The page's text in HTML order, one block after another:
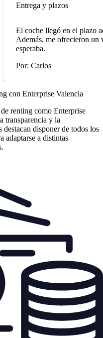
Entrega y plazos
El coche llegó en el plazo
Además, me ofrecieron un
esperaba.
Por: Carlos
con Enterprise Valencia
renting como Enterprise
transparencia y la
disponer de todos los
adaptarse a distintas